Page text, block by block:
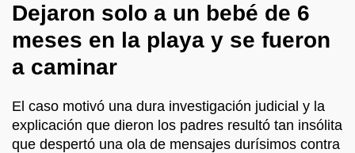
Dejaron solo a un bebé de 6
meses en la playa y se fueron
a caminar
El caso motivó una dura investigación judicial y la
explicación que dieron los padres resultó tan insólita
que despertó una ola de mensajes durísimos contra